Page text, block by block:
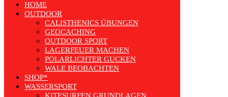
HOME
OUTDOOR
CALISTHENICS ÜBUNGEN
GEOCACHING
OUTDOOR SPORT
LAGERFEUER MACHEN
POLARLICHTER GUCKEN
WALE BEOBACHTEN
SHOP*
WASSERSPORT